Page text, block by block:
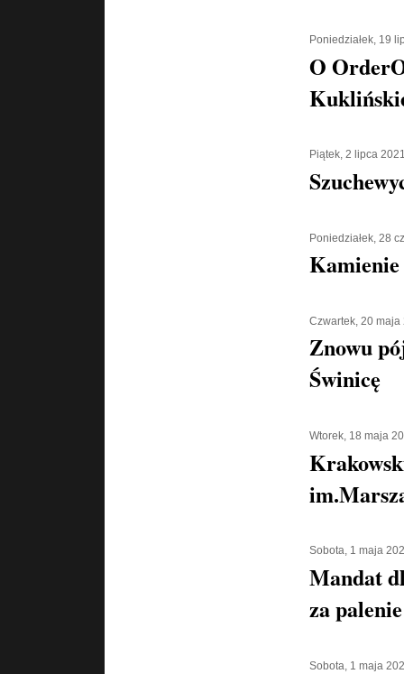
Poniedziałek, 19
O
Piątek, 2 lipca
Poniedziałek, 28
Kamienie
Czwartek, 20 maja
Znowu
Świnicę
Wtorek, 18 maja
Sobota, 1 maja
Mandat
za
Sobota, 1 maja